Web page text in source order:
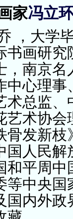
家冯立
，大学
书画研
，南京
中心理
术总监
艺术协
发新枝
国人民解
和平周
等中央国
国内外